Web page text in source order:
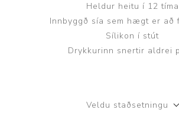
Heldur heitu í 12 tíma
Innbyggð sía sem hægt er
Sílikon í stút
Drykkurinn snertir aldrei
Veldu staðsetningu